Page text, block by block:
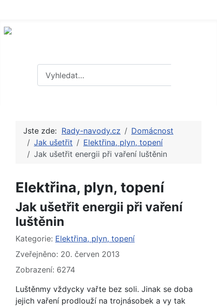
Jste zde: Rady-navody.cz
Domácnost
Jak ušetřit
Elektřina, plyn, topení
Jak ušetřit energii při vaření luštěnin
Elektřina, plyn, topení
Jak ušetřit energii při vaření
luštěnin
Základní údaje
Kategorie: Elektřina, plyn, topení
Zveřejněno: 20. červen 2013
Zobrazení: 6274
Luštěnmy vždycky vařte bez soli. Jinak se doba
jejich vaření prodlouží na trojnásobek a vy tak